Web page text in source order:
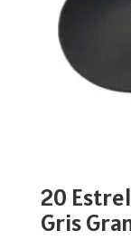
20
Gris